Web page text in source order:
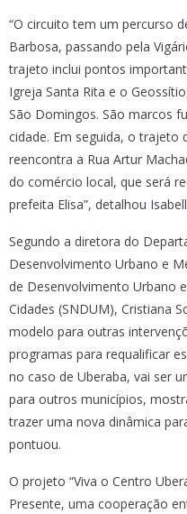
“O circuito tem um percurso
Barbosa, passando pela
trajeto inclui pontos
Igreja Santa Rita e o
São Domingos. São marcos
cidade. Em seguida, o trajeto
reencontra a Rua Artur
do comércio local, que será
prefeita Elisa”, detalhou
Segundo a diretora do
Desenvolvimento Urbano e
de Desenvolvimento Urbano
Cidades (SNDUM), Cristiana
modelo para outras
programas para requalificar
no caso de Uberaba, vai ser
para outros municípios,
trazer uma nova dinâmica
pontuou.
O projeto “Viva o Centro
Presente, uma cooperação